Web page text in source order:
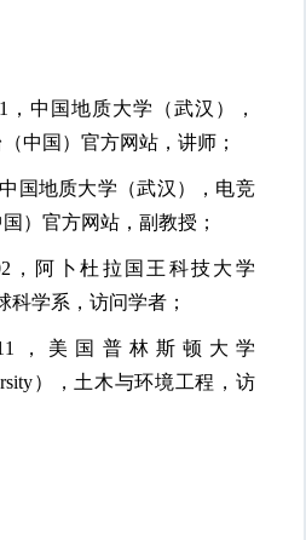
，中国地质大学（武汉），
中国）官方网站，讲师；
国地质大学（武汉），电竞
）官方网站，副教授；
， 阿卜杜拉国王科技大学
科学系，访问学者；
， 美国普林斯顿大学
）
，土木与环境工程，访